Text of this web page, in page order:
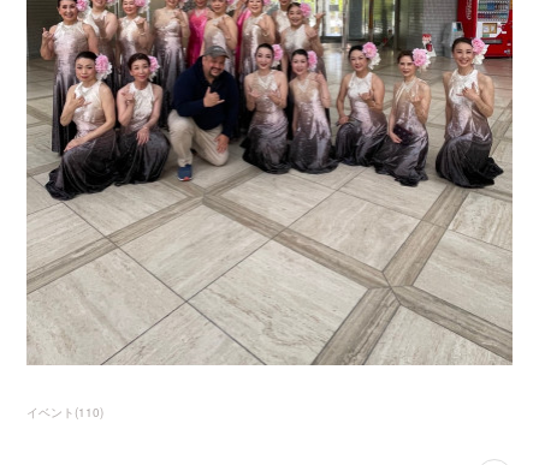
イベント (110)